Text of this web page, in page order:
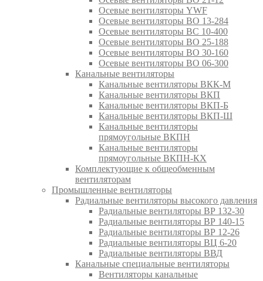
Осевые вентиляторы YWF
Осевые вентиляторы ВО 13-284
Осевые вентиляторы ВС 10-400
Осевые вентиляторы ВО 25-188
Осевые вентиляторы ВО 30-160
Осевые вентиляторы ВО 06-300
Канальные вентиляторы
Канальные вентиляторы ВКК-М
Канальные вентиляторы ВКП
Канальные вентиляторы ВКП-Б
Канальные вентиляторы ВКП-Ш
Канальные вентиляторы
прямоугольные ВКПН
Канальные вентиляторы
прямоугольные ВКПН-КХ
Комплектующие к общеобменным
вентиляторам
Промышленные вентиляторы
Радиальные вентиляторы высокого давления
Радиальные вентиляторы ВР 132-30
Радиальные вентиляторы ВР 140-15
Радиальные вентиляторы ВР 12-26
Радиальные вентиляторы ВЦ 6-20
Радиальные вентиляторы ВВД
Канальные специальные вентиляторы
Вентиляторы канальные